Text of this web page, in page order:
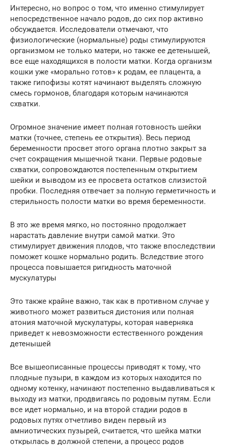
Интересно, но вопрос о том, что именно стимулирует
непосредственное начало родов, до сих пор активно
обсуждается. Исследователи отмечают, что
физиологические (нормальные) роды стимулируются
организмом не только матери, но также ее детенышей,
все еще находящихся в полости матки. Когда организм
кошки уже «морально готов» к родам, ее плацента, а
также гипофизы котят начинают выделять сложную
смесь гормонов, благодаря которым начинаются
схватки.
Огромное значение имеет полная готовность шейки
матки (точнее, степень ее открытия). Весь период
беременности просвет этого органа плотно закрыт за
счет сокращения мышечной ткани. Первые родовые
схватки, сопровождаются постепенным открытием
шейки и выводом из ее просвета остатков слизистой
пробки. Последняя отвечает за полную герметичность и
стерильность полости матки во время беременности.
В это же время мягко, но постоянно продолжает
нарастать давление внутри самой матки. Это
стимулирует движения плодов, что также впоследствии
поможет кошке нормально родить. Вследствие этого
процесса повышается ригидность маточной
мускулатуры
Это также крайне важно, так как в противном случае у
животного может развиться дистония или полная
атония маточной мускулатуры, которая наверняка
приведет к невозможности естественного рождения
детенышей
Все вышеописанные процессы приводят к тому, что
плодные пузыри, в каждом из которых находится по
одному котенку, начинают постепенно выдавливаться к
выходу из матки, продвигаясь по родовым путям. Если
все идет нормально, и на второй стадии родов в
родовых путях отчетливо виден первый из
амниотических пузырей, считается, что шейка матки
открылась в должной степени, а процесс родов